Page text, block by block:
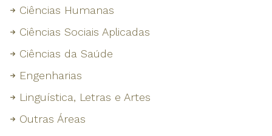
Ciências Humanas
Ciências Sociais Aplicadas
Ciências da Saúde
Engenharias
Linguística, Letras e Artes
Outras Áreas